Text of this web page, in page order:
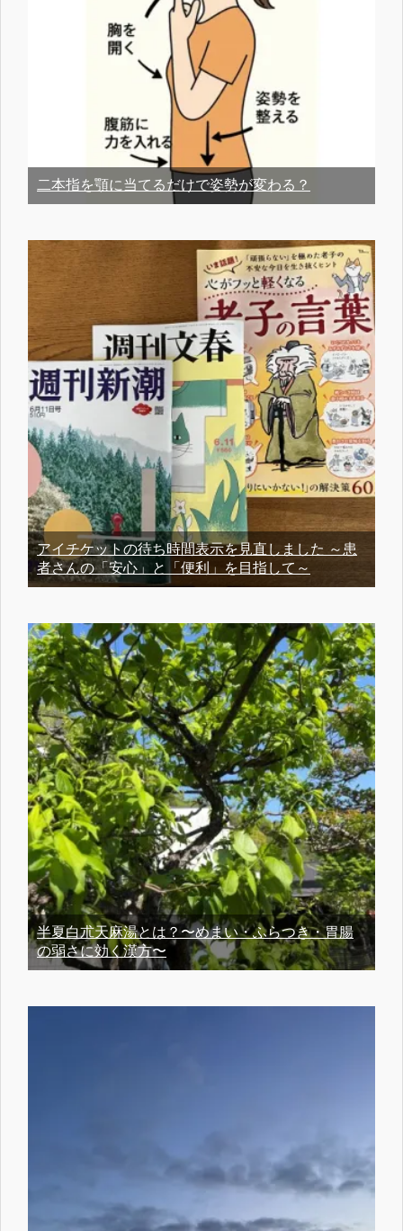
二本指を顎に当てるだけで姿勢が変わる？
アイチケットの待ち時間表示を見直しました ～患
者さんの「安心」と「便利」を目指して～
半夏白朮天麻湯とは？〜めまい・ふらつき・胃腸
の弱さに効く漢方〜